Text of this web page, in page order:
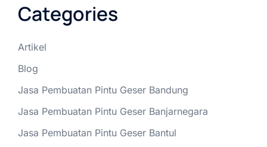
Categories
Artikel
Blog
Jasa Pembuatan Pintu Geser Bandung
Jasa Pembuatan Pintu Geser Banjarnegara
Jasa Pembuatan Pintu Geser Bantul